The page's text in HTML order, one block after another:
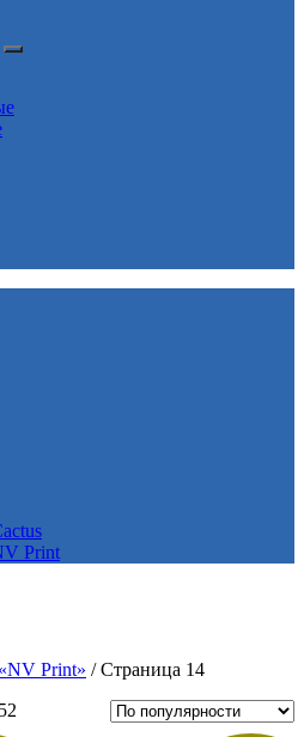
Print
Print» / Страница 14
Сортировка: